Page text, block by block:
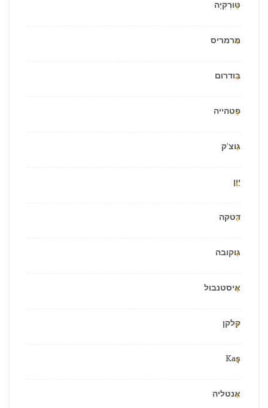
טוּרְקִיָה
מרמריס
בודרום
פטהייה
גוצ'ק
יָוָן
דטקה
גוקובה
איסטנבול
קלקן
Kaş
אנטליה